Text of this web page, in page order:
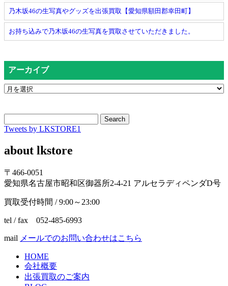
乃木坂46の生写真やグッズを出張買取【愛知県額田郡幸田町】
お持ち込みで乃木坂46の生写真を買取させていただきました。
アーカイブ
Search
Tweets by LKSTORE1
about lkstore
〒466-0051
愛知県名古屋市昭和区御器所2-4-21 アルセラディペンダD号
買取受付時間 / 9:00～23:00
tel / fax 052-485-6993
mail メールでのお問い合わせはこちら
HOME
会社概要
出張買取のご案内